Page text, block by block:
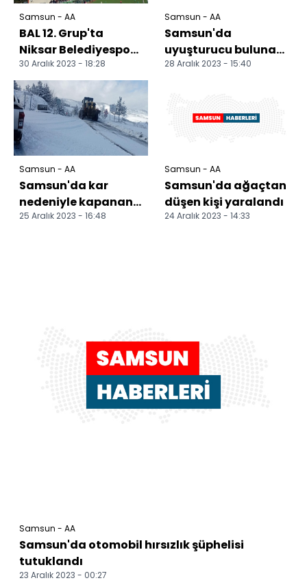
Samsun - AA
BAL 12. Grup'ta
Niksar Belediyespor,
deplasmanda
Alaçamspor'u 2-1
yendi
30 Aralık 2023 - 18:28
Samsun - AA
Samsun'da
uyuşturucu bulunan
araçtaki 2 kişi
28 Aralık 2023 - 15:40
Samsun - AA
Samsun'da kar
nedeniyle kapanan
42 mahalle yolu
25 Aralık 2023 - 16:48
Samsun - AA
Samsun'da ağaçtan
düşen kişi yaralandı
24 Aralık 2023 - 14:33
Samsun - AA
Samsun'da otomobil hırsızlık şüphelisi
tutuklandı
23 Aralık 2023 - 00:27